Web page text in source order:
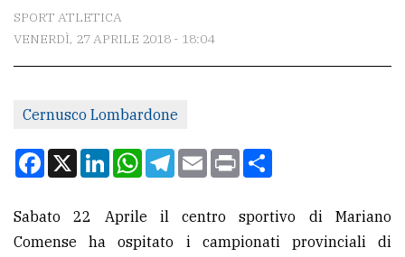
CONTATTI
Scrivici
Per
la
pubblicità
SPORT ATLETICA
VENERDÌ, 27 APRILE 2018 - 18:04
Cernusco Lombardone
Facebook
X LinkedInWhatsApp
Telegram
EmailPrint
Sabato 22 Aprile il centro sportivo di Mariano
Comense ha ospitato i campionati provinciali di